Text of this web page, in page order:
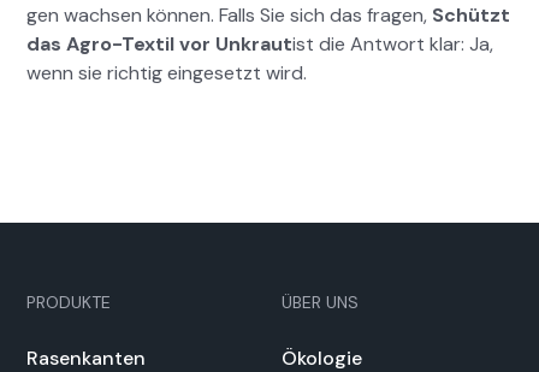
gen wach­sen kön­nen. Falls Sie sich das fra­gen, Schützt
das Agro-Tex­til vor Unkrautist die Antwort klar: Ja,
wenn sie richtig einge­set­zt wird.
PRODUKTE
Rasenkan­ten
ÜBER UNS
Ökolo­gie